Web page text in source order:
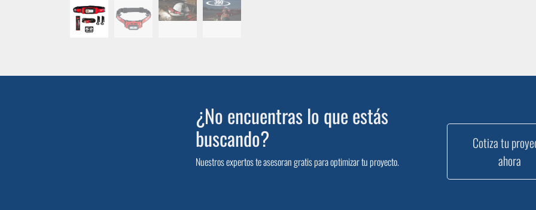
¿No encuentras lo que estás
buscando?
Nuestros expertos te asesoran gratis para optimizar tu proyecto.
Cotiza tu
ahora